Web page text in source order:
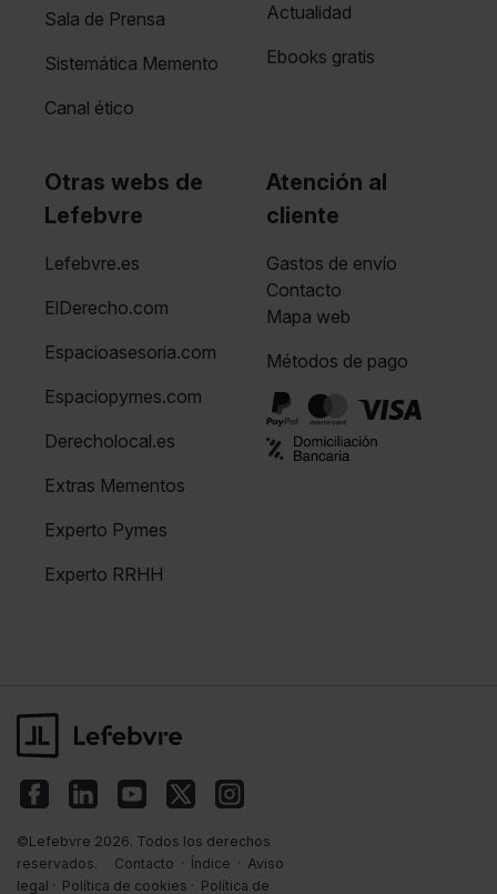
Sala de Prensa
Sistemática Memento
Canal ético
Actualidad
Ebooks gratis
Otras webs de
Lefebvre
Lefebvre.es
ElDerecho.com
Espacioasesoria.com
Espaciopymes.com
Derecholocal.es
Extras Mementos
Experto Pymes
Experto RRHH
Atención al
cliente
Gastos de envío
Contacto
Mapa web
Métodos de pago
©Lefebvre 2026. Todos los derechos
reservados.
Contacto · Índice · Aviso
legal · Política de cookies · Política de